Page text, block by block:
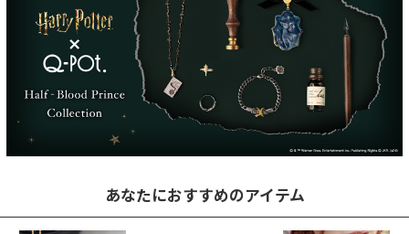
あなたにおすすめのアイテム